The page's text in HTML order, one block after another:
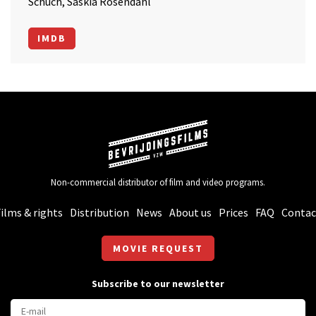
IMDB
Non-commercial distributor of film and video programs.
& rights Distribution News About us Prices FAQ
MOVIE REQUEST
Subscribe to our newsletter